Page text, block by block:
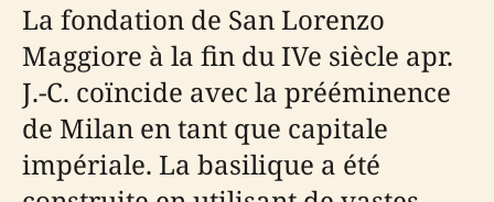
La fondation de San Lorenzo
Maggiore à la fin du IVe siècle apr.
J.-C. coïncide avec la prééminence
de Milan en tant que capitale
impériale. La basilique a été